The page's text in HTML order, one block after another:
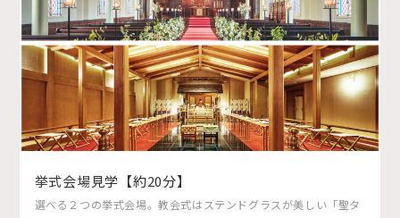
挙式会場見学【約20分】
選べる２つの挙式会場。教会式はステンドグラスが美しい「聖タ